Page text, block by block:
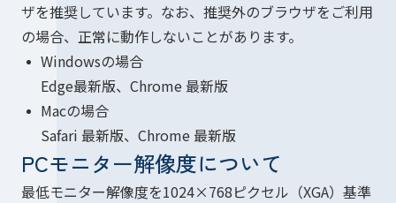
ザを推奨しています。なお、推奨外のブラウザをご利用
の場合、正常に動作しないことがあります。
Windowsの場合
Edge最新版、Chrome 最新版
Macの場合
Safari 最新版、Chrome 最新版
PCモニター解像度について
最低モニター解像度を1024×768ピクセル（XGA）基準